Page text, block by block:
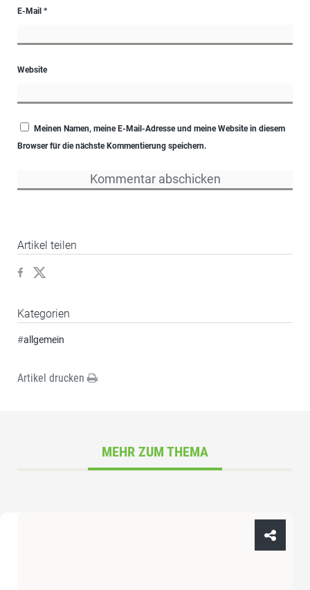
E-Mail *
Website
Meinen Namen, meine E-Mail-Adresse und meine Website in diesem
Browser für die nächste Kommentierung speichern.
Artikel teilen
Kategorien
#allgemein
Artikel drucken
MEHR ZUM THEMA